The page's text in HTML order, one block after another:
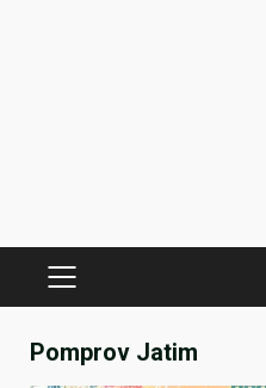
PRIMARY
Pomprov Jatim